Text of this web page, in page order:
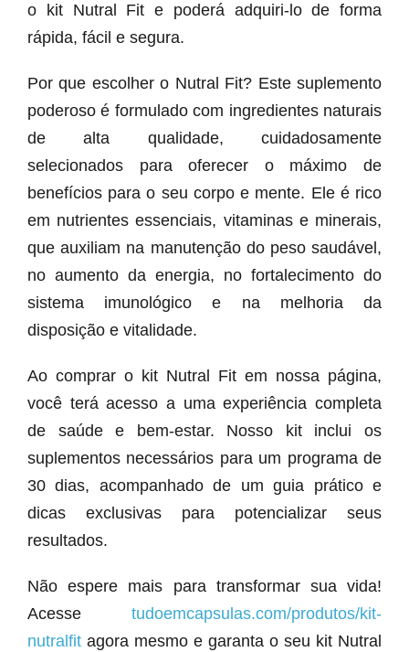
o kit Nutral Fit e poderá adquiri-lo de forma
rápida, fácil e segura.
Por que escolher o Nutral Fit? Este suplemento
poderoso é formulado com ingredientes naturais
de alta qualidade, cuidadosamente
selecionados para oferecer o máximo de
benefícios para o seu corpo e mente. Ele é rico
em nutrientes essenciais, vitaminas e minerais,
que auxiliam na manutenção do peso saudável,
no aumento da energia, no fortalecimento do
sistema imunológico e na melhoria da
disposição e vitalidade.
Ao comprar o kit Nutral Fit em nossa página,
você terá acesso a uma experiência completa
de saúde e bem-estar. Nosso kit inclui os
suplementos necessários para um programa de
30 dias, acompanhado de um guia prático e
dicas exclusivas para potencializar seus
resultados.
Não espere mais para transformar sua vida!
Acesse tudoemcapsulas.com/produtos/kit-
nutralfit agora mesmo e garanta o seu kit Nutral